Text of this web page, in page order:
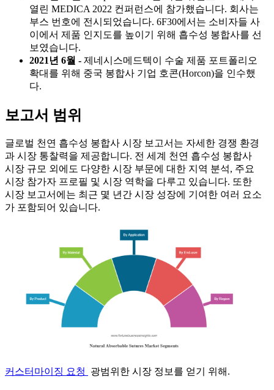
열린 MEDICA 2022 컨퍼런스에 참가했습니다. 회사는
부스 번호에 전시되었습니다. 6F30에서는 소비자들 사
이에서 제품 인지도를 높이기 위해 흡수성 봉합사를 선
보였습니다.
2021년 6월 - 제네시스메드텍이 수술 제품 포트폴리오
확대를 위해 중국 봉합사 기업 호콘(Horcon)을 인수했
다.
보고서 범위
글로벌 천연 흡수성 봉합사 시장 보고서는 자세한 경쟁 환경
과 시장 통찰력을 제공합니다. 전 세계 천연 흡수성 봉합사
시장 규모 외에도 다양한 시장 부문에 대한 지역 분석, 주요
시장 참가자 프로필 및 시장 역학을 다루고 있습니다. 또한
시장 보고서에는 최근 몇 년간 시장 성장에 기여한 여러 요소
가 포함되어 있습니다.
커스터마이징 요청 광범위한 시장 정보를 얻기 위해.